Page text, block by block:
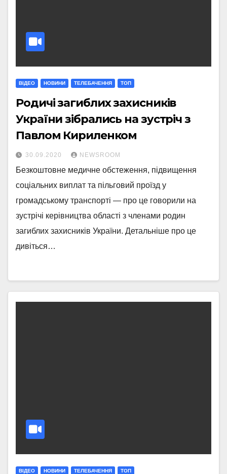
ВІДЕО НОВИНИ ТЕЛЕБАЧЕННЯ ТОП
Родичі загиблих захисників
України зібрались на зустріч з
Павлом Кириленком
30.09.2020 NEWSROOM
Безкоштовне медичне обстеження, підвищення
соціальних виплат та пільговий проїзд у
громадському транспорті — про це говорили на
зустрічі керівництва області з членами родин
загиблих захисників України. Детальніше про це
дивіться…
ВІДЕО НОВИНИ ТЕЛЕБАЧЕННЯ ТОП